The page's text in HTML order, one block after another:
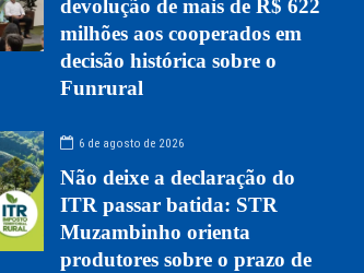
devolução de mais de R$ 622
milhões aos cooperados em
decisão histórica sobre o
Funrural
6 de agosto de 2026
Não deixe a declaração do
ITR passar batida: STR
Muzambinho orienta
produtores sobre o prazo de